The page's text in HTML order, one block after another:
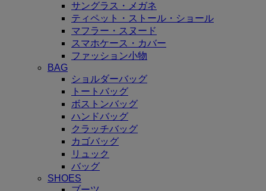
サングラス・メガネ
ティペット・ストール・ショール
マフラー・スヌード
スマホケース・カバー
ファッション小物
BAG
ショルダーバッグ
トートバッグ
ボストンバッグ
ハンドバッグ
クラッチバッグ
カゴバッグ
リュック
バッグ
SHOES